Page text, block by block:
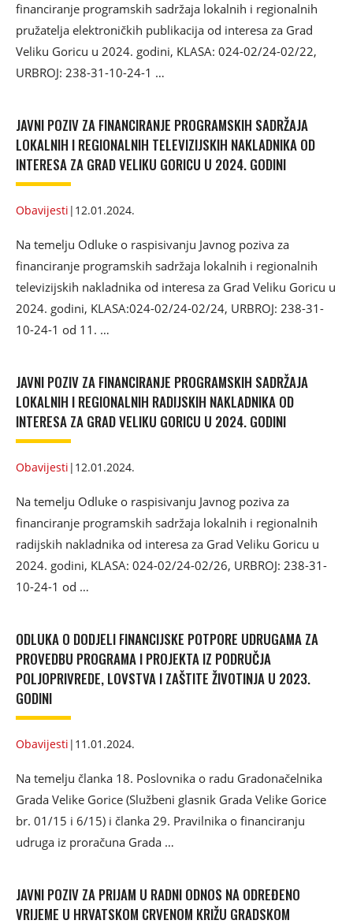
financiranje programskih sadržaja lokalnih i regionalnih
pružatelja elektroničkih publikacija od interesa za Grad
Veliku Goricu u 2024. godini, KLASA: 024-02/24-02/22,
URBROJ: 238-31-10-24-1 …
JAVNI POZIV ZA FINANCIRANJE PROGRAMSKIH SADRŽAJA
LOKALNIH I REGIONALNIH TELEVIZIJSKIH NAKLADNIKA OD
INTERESA ZA GRAD VELIKU GORICU U 2024. GODINI
Obavijesti | 12.01.2024.
Na temelju Odluke o raspisivanju Javnog poziva za
financiranje programskih sadržaja lokalnih i regionalnih
televizijskih nakladnika od interesa za Grad Veliku Goricu u
2024. godini, KLASA:024-02/24-02/24, URBROJ: 238-31-
10-24-1 od 11. …
JAVNI POZIV ZA FINANCIRANJE PROGRAMSKIH SADRŽAJA
LOKALNIH I REGIONALNIH RADIJSKIH NAKLADNIKA OD
INTERESA ZA GRAD VELIKU GORICU U 2024. GODINI
Obavijesti | 12.01.2024.
Na temelju Odluke o raspisivanju Javnog poziva za
financiranje programskih sadržaja lokalnih i regionalnih
radijskih nakladnika od interesa za Grad Veliku Goricu u
2024. godini, KLASA: 024-02/24-02/26, URBROJ: 238-31-
10-24-1 od …
ODLUKA O DODJELI FINANCIJSKE POTPORE UDRUGAMA ZA
PROVEDBU PROGRAMA I PROJEKTA IZ PODRUČJA
POLJOPRIVREDE, LOVSTVA I ZAŠTITE ŽIVOTINJA U 2023.
GODINI
Obavijesti | 11.01.2024.
Na temelju članka 18. Poslovnika o radu Gradonačelnika
Grada Velike Gorice (Službeni glasnik Grada Velike Gorice
br. 01/15 i 6/15) i članka 29. Pravilnika o financiranju
udruga iz proračuna Grada …
JAVNI POZIV ZA PRIJAM U RADNI ODNOS NA ODREĐENO
VRIJEME U HRVATSKOM CRVENOM KRIŽU GRADSKOM